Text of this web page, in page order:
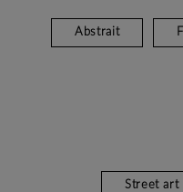
Abstrait
Street art